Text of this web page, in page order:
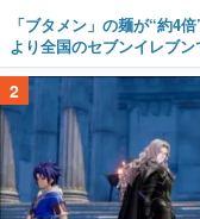
「ブタメン」の麺が“約4
より全国のセブンイレブ
2